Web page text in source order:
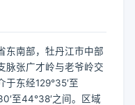
东南部，牡丹江市中部
脉张广才岭与老爷岭交
于东经129°35′至
至44°38′之间。区域